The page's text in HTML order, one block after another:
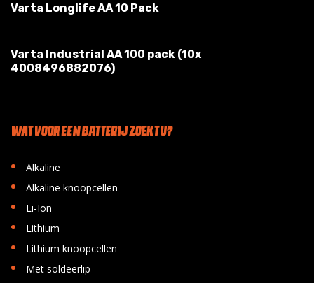
Varta Longlife AA 10 Pack
Varta Industrial AA 100 pack (10x
4008496882076)
WAT VOOR EEN BATTERIJ ZOEKT U?
• Alkaline
• Alkaline knoopcellen
• Li-Ion
• Lithium
• Lithium knoopcellen
• Met soldeerlip